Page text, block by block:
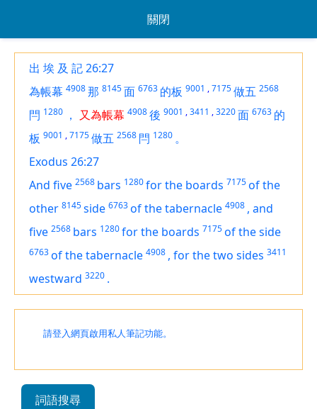
關閉
出 埃 及 記 26:27
為帳幕 4908那 8145面 6763 的板 9001 ,7175做五 2568
閂 1280 ， 又為帳幕 4908後 9001 ,3411 ,3220面 6763 的
板 9001 ,7175做五 2568 閂 1280 。
Exodus 26:27
And five 2568 bars 1280for the boards 7175of the
other 8145side 6763of the tabernacle 4908 , and
five 2568 bars 1280for the boards 7175of the side
6763of the tabernacle 4908 , for the two sides 3411
westward 3220 .
請登入網頁啟用私人筆記功能。
詞語搜尋